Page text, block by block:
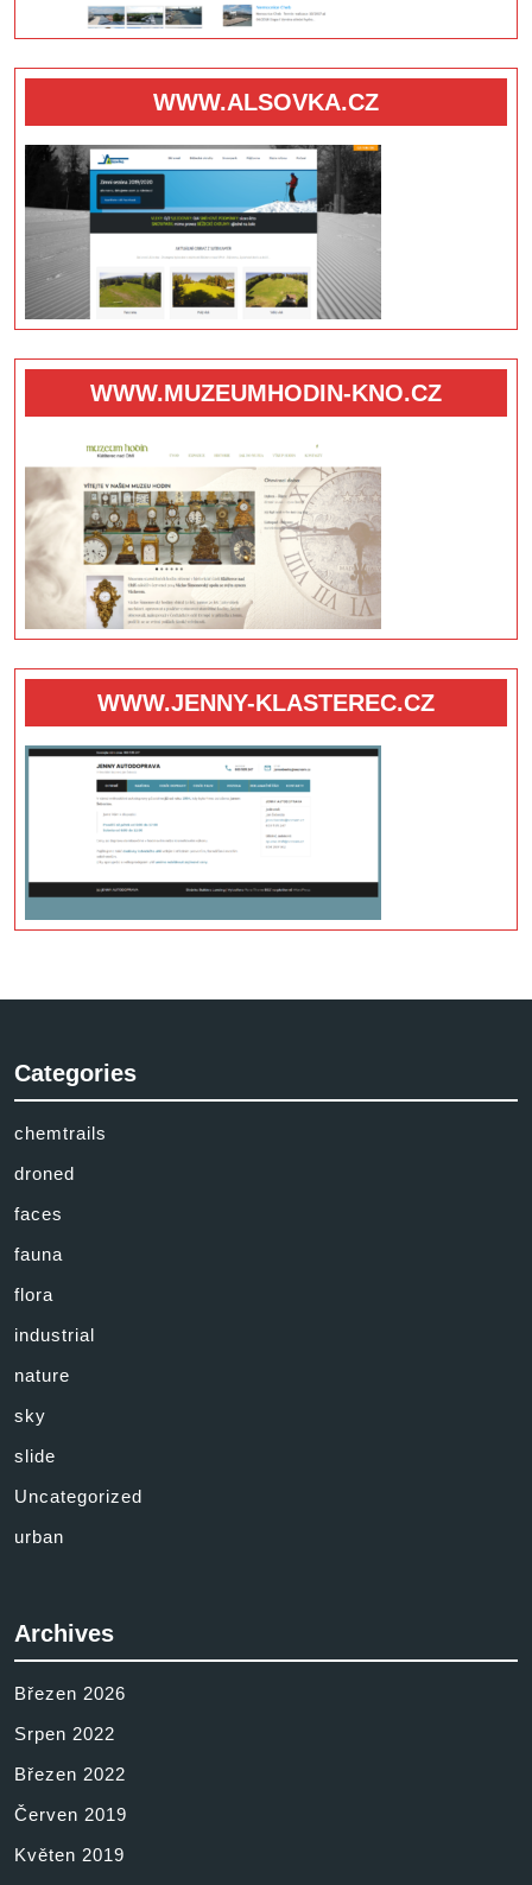
WWW.ALSOVKA.CZ
WWW.MUZEUMHODIN-KNO.CZ
WWW.JENNY-KLASTEREC.CZ
Categories
chemtrails
droned
faces
fauna
flora
industrial
nature
sky
slide
Uncategorized
urban
Archives
Březen 2026
Srpen 2022
Březen 2022
Červen 2019
Květen 2019